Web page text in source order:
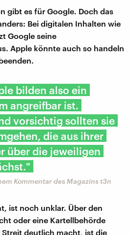
gibt es für Google. Doch das
Bei digitalen Inhalten wie
Google seine
Apple könnte auch so handeln
bilden also ein
angreifbar ist.
vorsichtig sollten sie
die aus ihrer
über die jeweiligen
Kommentar des Magazins t3n
ist noch unklar. Über den
oder eine Kartellbehörde
Streit deutlich macht, ist die